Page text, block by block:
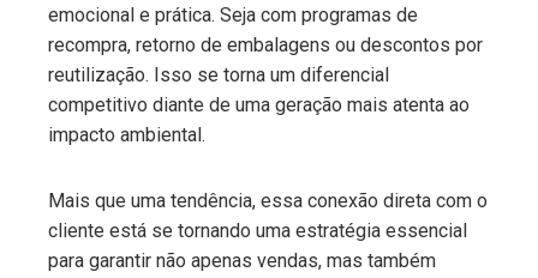
emocional e prática. Seja com programas de
recompra, retorno de embalagens ou descontos por
reutilização. Isso se torna um diferencial
competitivo diante de uma geração mais atenta ao
impacto ambiental.
Mais que uma tendência, essa conexão direta com o
cliente está se tornando uma estratégia essencial
para garantir não apenas vendas, mas também